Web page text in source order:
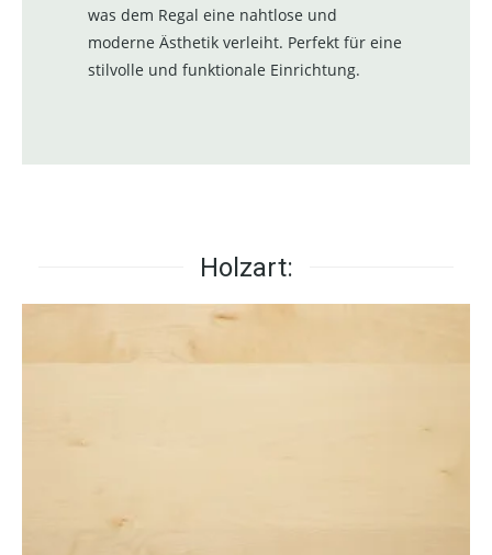
was dem Regal eine nahtlose und
moderne Ästhetik verleiht. Perfekt für eine
stilvolle und funktionale Einrichtung.
Holzart: